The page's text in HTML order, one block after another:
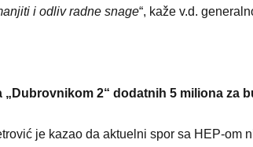
i odliv radne snage“, kaže v.d.
„Dubrovnikom 2“ dodatnih 5 miliona za
je kazao da aktuelni spor sa HEP-om